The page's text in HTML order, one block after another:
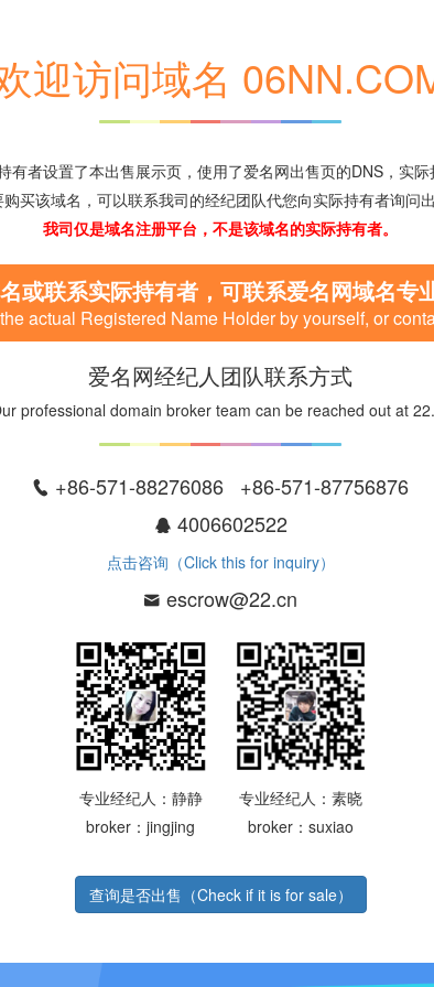
迎访问域名
者设置了本出售展示页，使用了爱名网出售页的DNS，实际
买该域名，可以联系我司的经纪团队代您向实际持有者询问出
我司仅是域名注册平台，不是该域名的实际持有者。
或联系实际持有者，可联系爱名网域名专
actual Registered Name Holder by yourself, or
爱名网经纪人团队联系方式
professional domain broker team can be reached out at
+86-571-88276086 +86-571-87756876
4006602522
点击咨询（Click this for inquiry）
escrow@22.cn
专业经纪人：静静
broker：jingjing
专业经纪人：素晓
broker：suxiao
查询是否出售（Check if it is for sale）